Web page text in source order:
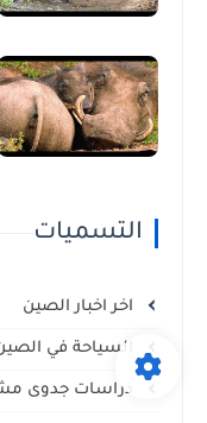
التسميات
اخر اخبار الصين
السياحة في
دراسات جدوى